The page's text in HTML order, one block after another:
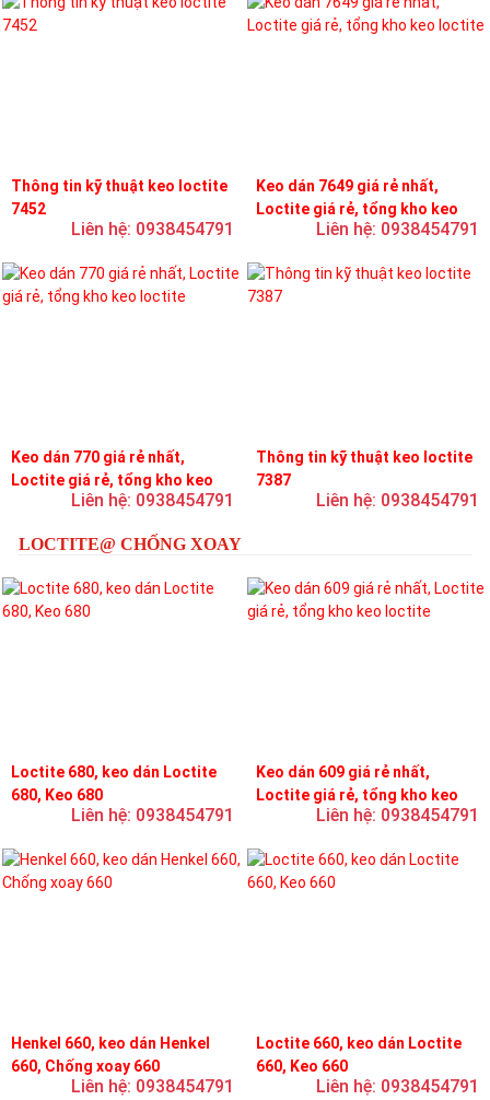
Thông tin kỹ thuật keo loctite
7452
Liên hệ: 0938454791
Keo dán 7649 giá rẻ nhất,
Loctite giá rẻ, tổng kho keo
Liên hệ: 0938454791
Keo dán 770 giá rẻ nhất,
Loctite giá rẻ, tổng kho keo
Liên hệ: 0938454791
Thông tin kỹ thuật keo loctite
7387
Liên hệ: 0938454791
LOCTITE@ CHỐNG XOAY
Loctite 680, keo dán Loctite
680, Keo 680
Liên hệ: 0938454791
Keo dán 609 giá rẻ nhất,
Loctite giá rẻ, tổng kho keo
Liên hệ: 0938454791
Henkel 660, keo dán Henkel
660, Chống xoay 660
Liên hệ: 0938454791
Loctite 660, keo dán Loctite
660, Keo 660
Liên hệ: 0938454791